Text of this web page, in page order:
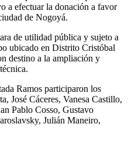
a efectuar la donación a favor
de Nogoyá.
de utilidad pública y sujeto a
ubicado en Distrito Cristóbal
destino a la ampliación y
Ramos participaron los
José Cáceres, Vanesa Castillo,
Pablo Cosso, Gustavo
Julián Maneiro,